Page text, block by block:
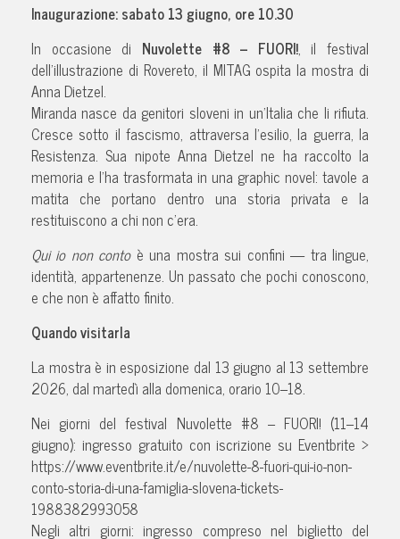
Inaugurazione: sabato 13 giugno, ore 10.30
In occasione di Nuvolette #8 – FUORI!, il festival
dell’illustrazione di Rovereto, il MITAG ospita la mostra di
Anna Dietzel.
Miranda nasce da genitori sloveni in un’Italia che li rifiuta.
Cresce sotto il fascismo, attraversa l’esilio, la guerra, la
Resistenza. Sua nipote Anna Dietzel ne ha raccolto la
memoria e l’ha trasformata in una graphic novel: tavole a
matita che portano dentro una storia privata e la
restituiscono a chi non c’era.
Qui io non contoè una mostra sui confini — tra lingue,
identità, appartenenze. Un passato che pochi conoscono,
e che non è affatto finito.
Quando visitarla
La mostra è in esposizione dal 13 giugno al 13 settembre
2026, dal martedì alla domenica, orario 10–18.
Nei giorni del festival Nuvolette #8 – FUORI! (11–14
giugno): ingresso gratuito con iscrizione su Eventbrite >
https://www.eventbrite.it/e/nuvolette-8-fuori-qui-io-non-
conto-storia-di-una-famiglia-slovena-tickets-
1988382993058
Negli altri giorni: ingresso compreso nel biglietto del